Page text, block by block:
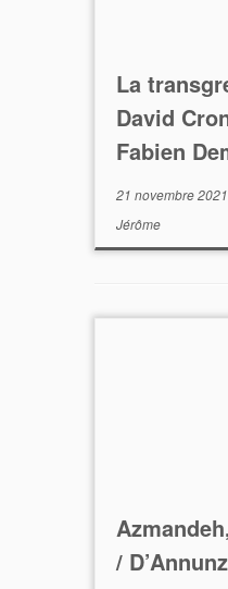
La
David
Fabien
21 novembre 2021
Jérôme
/